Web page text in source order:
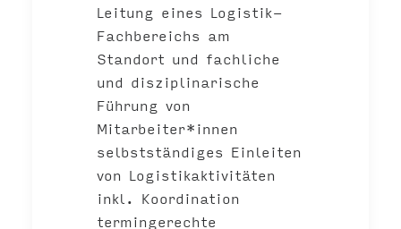
Leitung eines Logistik-
Fachbereichs am
Standort und fachliche
und disziplinarische
Führung von
Mitarbeiter*innen
selbstständiges Einleiten
von Logistikaktivitäten
inkl. Koordination
termingerechte